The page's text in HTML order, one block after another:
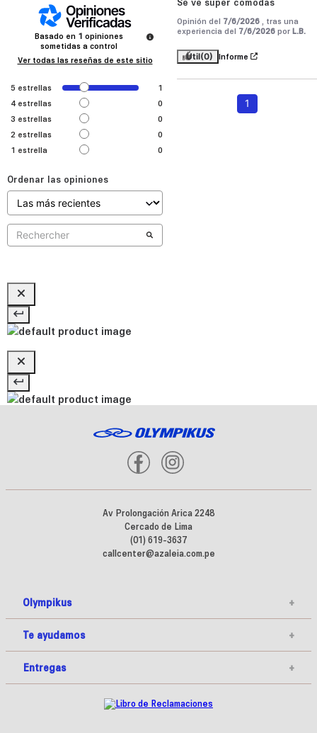
Basado en 1 opiniones
sometidas a control
Ver todas las reseñas de este sitio
5 estrellas
1
4 estrellas
0
3 estrellas
0
2 estrellas
0
1 estrella 0
Ordenar las opiniones
Opinión del 7/6/2026
, tras una
experiencia del 7/6/2026 por L.B.
Útil(0) Informe
1
Av Prolongación Arica 2248
Cercado de Lima
(01) 619-3637
callcenter@azaleia.com.pe
Olympikus +
Te ayudamos +
Entregas +